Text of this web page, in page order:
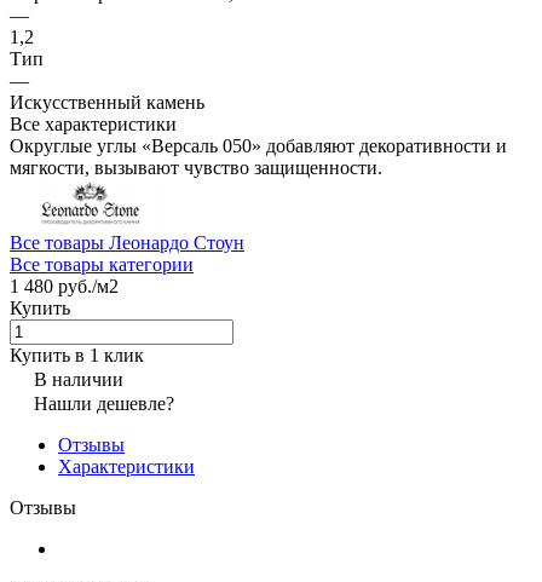
—
1,2
Тип
—
Искусственный камень
Все характеристики
Округлые углы «Версаль 050» добавляют декоративности и
мягкости, вызывают чувство защищенности.
Все товары Леонардо Стоун
Все товары категории
1 480 руб./м2
Купить
Купить в 1 клик
В наличии
Нашли дешевле?
Отзывы
Характеристики
Отзывы